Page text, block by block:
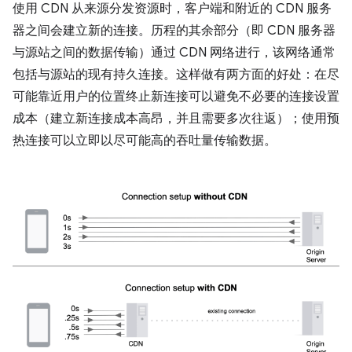
使用 CDN 从来源分发资源时，客户端和附近的 CDN 服务
器之间会建立新的连接。历程的其余部分（即 CDN 服务器
与源站之间的数据传输）通过 CDN 网络进行，该网络通常
包括与源站的现有持久连接。这样做有两方面的好处：在尽
可能靠近用户的位置终止新连接可以避免不必要的连接设置
成本（建立新连接成本高昂，并且需要多次往返）；使用预
热连接可以立即以尽可能高的吞吐量传输数据。